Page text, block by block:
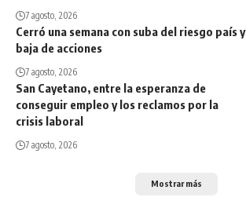
7 agosto, 2026
Cerró una semana con suba del riesgo país y
baja de acciones
7 agosto, 2026
San Cayetano, entre la esperanza de
conseguir empleo y los reclamos por la
crisis laboral
7 agosto, 2026
Mostrar más